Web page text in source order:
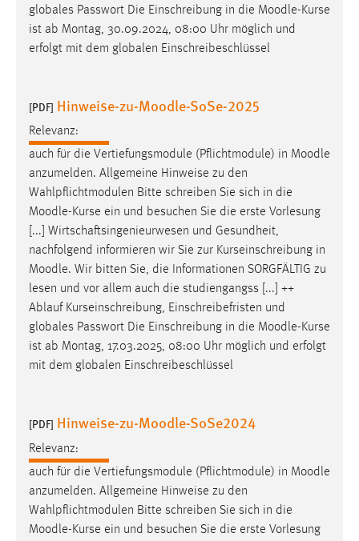
globales Passwort Die Einschreibung in die Moodle-Kurse
ist ab Montag, 30.09.2024, 08:00 Uhr möglich und
erfolgt mit dem globalen Einschreibeschlüssel
[PDF] Hinweise-zu-Moodle-SoSe-2025
Relevanz:
auch für die Vertiefungsmodule (Pflichtmodule) in Moodle
anzumelden. Allgemeine Hinweise zu den
Wahlpflichtmodulen Bitte schreiben Sie sich in die
Moodle-Kurse ein und besuchen Sie die erste Vorlesung
[...] Wirtschaftsingenieurwesen und Gesundheit,
nachfolgend informieren wir Sie zur Kurseinschreibung in
Moodle. Wir bitten Sie, die Informationen SORGFÄLTIG zu
lesen und vor allem auch die studiengangss [...] ++
Ablauf Kurseinschreibung, Einschreibefristen und
globales Passwort Die Einschreibung in die Moodle-Kurse
ist ab Montag, 17.03.2025, 08:00 Uhr möglich und erfolgt
mit dem globalen Einschreibeschlüssel
[PDF] Hinweise-zu-Moodle-SoSe2024
Relevanz:
auch für die Vertiefungsmodule (Pflichtmodule) in Moodle
anzumelden. Allgemeine Hinweise zu den
Wahlpflichtmodulen Bitte schreiben Sie sich in die
Moodle-Kurse ein und besuchen Sie die erste Vorlesung
MARKETING
Marketing Cookies werden von Drittanbietern
hinweg verfolgen.
Google Ads
Name:
Anbieter:
Google Ireland Limited
Zweck:
Conversion-Tracking
Cookie Laufzeit:
3 Monate
Name:
Anbieter:
Facebook
Zweck:
Conversion-Tracking